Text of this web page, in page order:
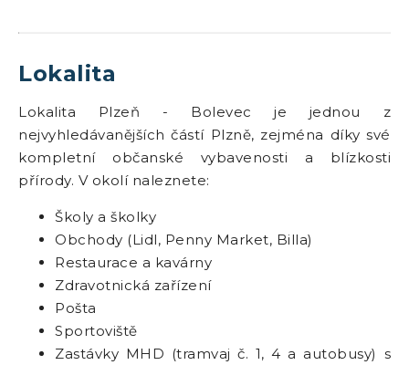
Lokalita
Lokalita Plzeň - Bolevec je jednou z
nejvyhledávanějších částí Plzně, zejména díky své
kompletní občanské vybavenosti a blízkosti
přírody. V okolí naleznete:
Školy a školky
Obchody (Lidl, Penny Market, Billa)
Restaurace a kavárny
Zdravotnická zařízení
Pošta
Sportoviště
Zastávky MHD (tramvaj č. 1, 4 a autobusy) s